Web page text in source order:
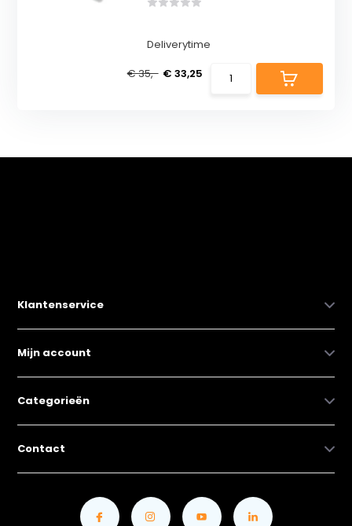
Deliverytime
€ 35,- € 33,25
Klantenservice
Mijn account
Categorieën
Contact